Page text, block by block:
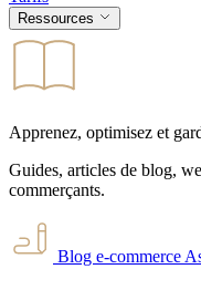
Ressources
Apprenez, optimisez et
Guides, articles de blog,
commerçants.
Blog e-commerce